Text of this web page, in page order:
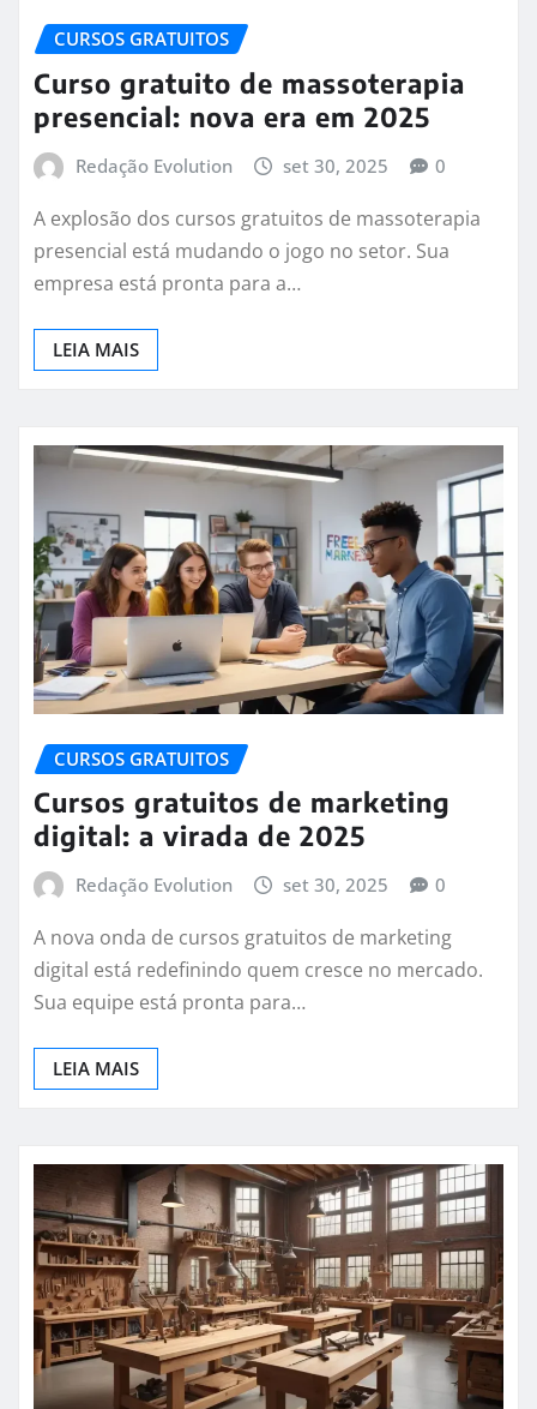
CURSOS GRATUITOS
Curso gratuito de massoterapia
presencial: nova era em 2025
Redação Evolution set 30, 2025 0
A explosão dos cursos gratuitos de massoterapia
presencial está mudando o jogo no setor. Sua
empresa está pronta para a…
LEIA MAIS
CURSOS GRATUITOS
Cursos gratuitos de marketing
digital: a virada de 2025
Redação Evolution set 30, 2025 0
A nova onda de cursos gratuitos de marketing
digital está redefinindo quem cresce no mercado.
Sua equipe está pronta para…
LEIA MAIS